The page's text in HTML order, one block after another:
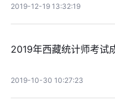
2019-12-19 13:32:19
2019年西藏统计师考试
2019-10-30 10:27:23